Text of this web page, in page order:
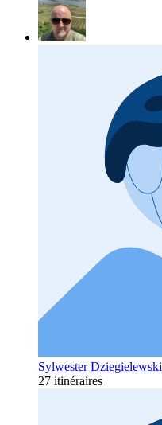
Sylwester Dziegielewski
27 itinéraires